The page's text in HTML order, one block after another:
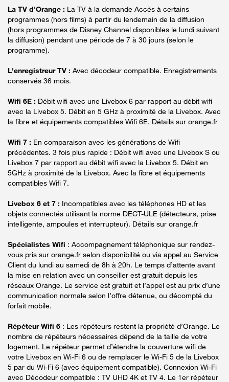
La TV d'Orange : La TV à la demande Accès à certains
programmes (hors films) à partir du lendemain de la diffusion
(hors programmes de Disney Channel disponibles le lundi suivant
la diffusion) pendant une période de 7 à 30 jours (selon le
programme).
L'enregistreur TV : Avec décodeur compatible. Enregistrements
conservés 36 mois.
Wifi 6E : Débit wifi avec une Livebox 6 par rapport au débit wifi
avec la Livebox 5. Débit en 5 GHz à proximité de la Livebox. Avec
la fibre et équipements compatibles Wifi 6E. Détails sur orange.fr
Wifi 7 : En comparaison avec les générations de Wifi
précédentes. 3 fois plus rapide : Débit wifi avec une Livebox S ou
Livebox 7 par rapport au débit wifi avec la Livebox 5. Débit en
5GHz à proximité de la Livebox. Avec la fibre et équipements
compatibles Wifi 7.
Livebox 6 et 7 : Incompatibles avec les téléphones HD et les
objets connectés utilisant la norme DECT-ULE (détecteurs, prise
intelligente, ampoules et interrupteur). Détails sur orange.fr
Spécialistes Wifi : Accompagnement téléphonique sur rendez-
vous pris sur orange.fr selon disponibilité ou via appel au Service
Client du lundi au samedi de 8h à 20h. Le temps d’attente avant
la mise en relation avec un conseiller est gratuit depuis les
réseaux Orange. Le service est gratuit et l’appel est au prix d’une
communication normale selon l’offre détenue, ou décompté du
forfait mobile.
Répéteur Wifi 6 : Les répéteurs restent la propriété d’Orange. Le
nombre de répéteurs nécessaires dépend de la taille de votre
logement. Le répéteur permet d’étendre la couverture wifi de
votre Livebox en Wi-Fi 6 ou de remplacer le Wi-Fi 5 de la Livebox
5 par du Wi-Fi 6 (avec équipement compatible). Connexion Wi-Fi
avec Décodeur compatible : TV UHD 4K et TV 4. Le 1er répéteur